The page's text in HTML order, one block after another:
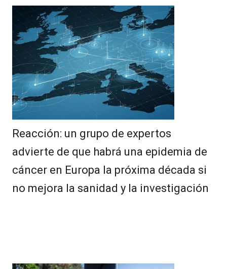
Reacción: un grupo de expertos
advierte de que habrá una epidemia de
cáncer en Europa la próxima década si
no mejora la sanidad y la investigación